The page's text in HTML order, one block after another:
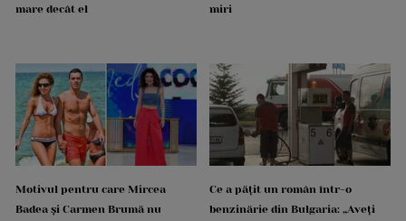
mare decât el
miri
Motivul pentru care Mircea
Badea și Carmen Brumă nu
Ce a pățit un român într-o
benzinărie din Bulgaria: „Aveți